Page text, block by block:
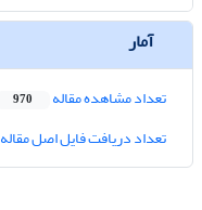
آمار
تعداد مشاهده مقاله 970
تعداد دریافت فایل اصل مقاله